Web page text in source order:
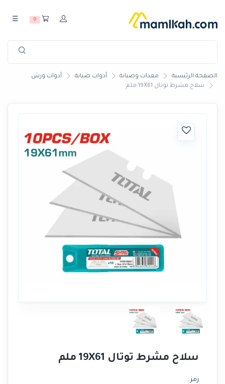
0
☰
الصفحة الرئيسية معدات وصيانة أدوات صيانة
أدوات ورش
سلاح مشرط توتال 19X61 ملم
سلاح مشرط توتال 19X61 ملم
رمز :